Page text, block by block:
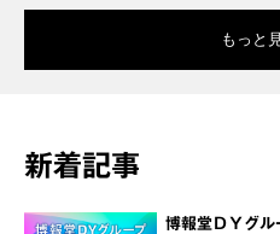
もっと
新着記事
博報堂ＤＹグル